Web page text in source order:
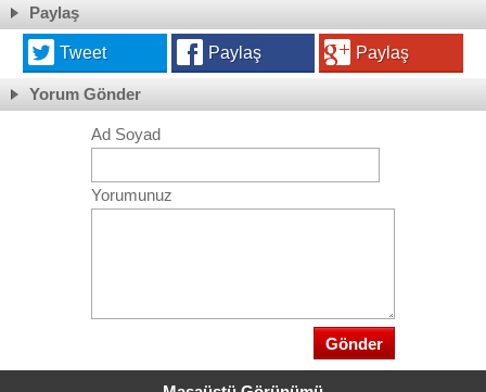
Paylaş
Tweet Paylaş Paylaş
Yorum Gönder
Ad Soyad
Yorumunuz